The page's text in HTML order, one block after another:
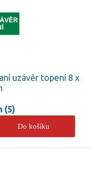
uzávěr topení 8 x
(5)
Do košíku